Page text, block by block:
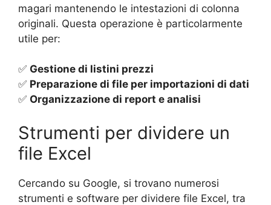
magari mantenendo le intestazioni di colonna
originali. Questa operazione è particolarmente
utile per:
✅ Gestione di listini prezzi
✅ Preparazione di file per importazioni di dati
✅ Organizzazione di report e analisi
Strumenti per dividere un
file Excel
Cercando su Google, si trovano numerosi
strumenti e software per dividere file Excel, tra